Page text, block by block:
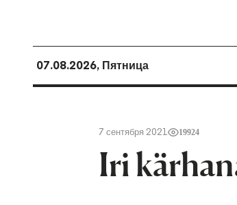
07.08.2026, Пятница
7 сентября 2021 19924
Iri